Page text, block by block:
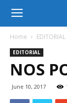
Bon
Dia
Aruba
Home EDITORIAL
EDITORIAL
NOS
June 10, 2017